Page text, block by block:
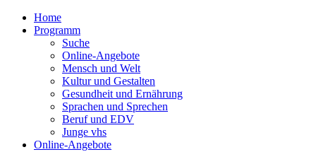
Home
Programm
Suche
Online-Angebote
Mensch und Welt
Kultur und Gestalten
Gesundheit und Ernährung
Sprachen und Sprechen
Beruf und EDV
Junge vhs
Online-Angebote